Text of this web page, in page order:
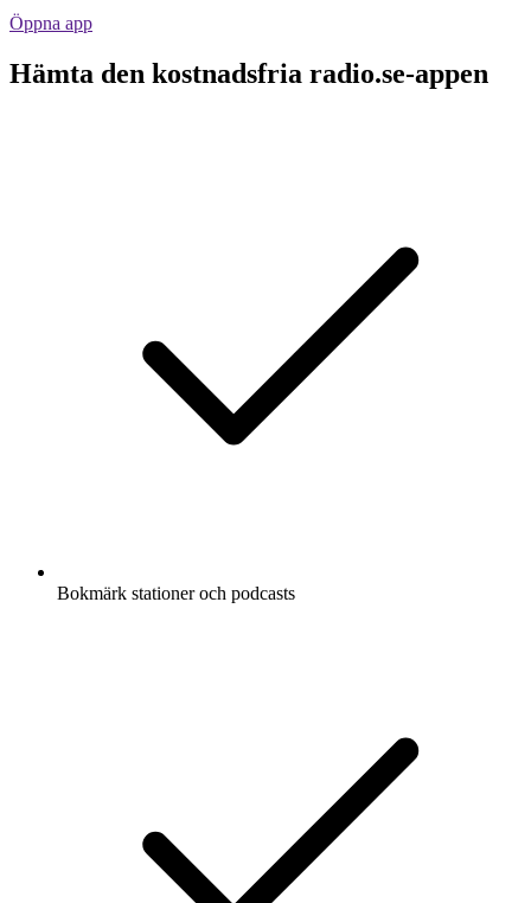
Öppna app
Hämta den kostnadsfria radio.se-appen
Bokmärk stationer och podcasts